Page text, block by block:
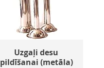
Uzgaļi desu
pildīšanai (metāla)